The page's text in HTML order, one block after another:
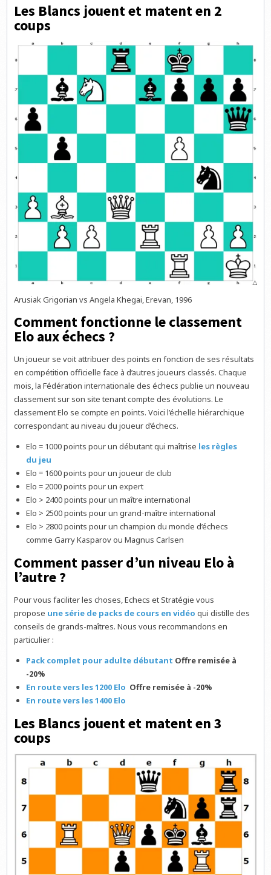
Les Blancs jouent et matent en 2
coups
Arusiak Grigorian vs Angela Khegai, Erevan, 1996
Comment fonctionne le classement
Elo aux échecs ?
Un joueur se voit attribuer des points en fonction de ses résultats
en compétition officielle face à d’autres joueurs classés. Chaque
mois, la Fédération internationale des échecs publie un nouveau
classement sur son site tenant compte des évolutions. Le
classement Elo se compte en points. Voici l’échelle hiérarchique
correspondant au niveau du joueur d’échecs.
Elo = 1000 points pour un débutant qui maîtrise les règles
du jeu
Elo = 1600 points pour un joueur de club
Elo = 2000 points pour un expert
Elo > 2400 points pour un maître international
Elo > 2500 points pour un grand-maître international
Elo > 2800 points pour un champion du monde d’échecs
comme Garry Kasparov ou Magnus Carlsen
Comment passer d’un niveau Elo à
l’autre ?
Pour vous faciliter les choses, Echecs et Stratégie vous
propose une série de packs de cours en vidéo qui distille des
conseils de grands-maîtres. Nous vous recommandons en
particulier :
Pack complet pour adulte débutant Offre remisée à
-20%
En route vers les 1200 Elo Offre remisée à -20%
En route vers les 1400 Elo
Les Blancs jouent et matent en 3
coups